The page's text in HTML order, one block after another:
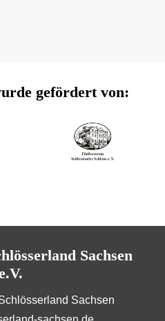
gefördert von:
Sachsen
Sachsen